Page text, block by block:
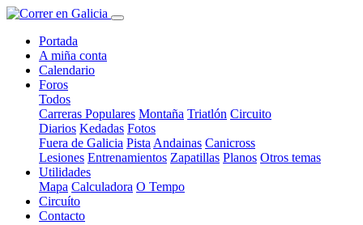
Portada
A miña conta
Calendario
Foros
Todos
Carreras Populares Montaña Triatlón Circuito
Diarios Kedadas Fotos
Fuera de Galicia Pista Andainas Canicross
Lesiones Entrenamientos Zapatillas Planos Otros temas
Utilidades
Mapa Calculadora O Tempo
Circuíto
Contacto